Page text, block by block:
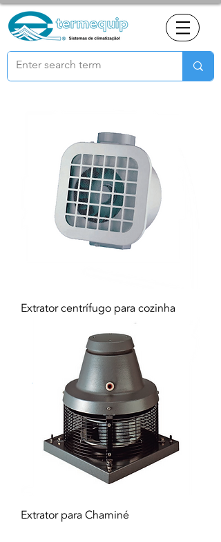
Extrator centrífugo para cozinha
Extrator para Chaminé